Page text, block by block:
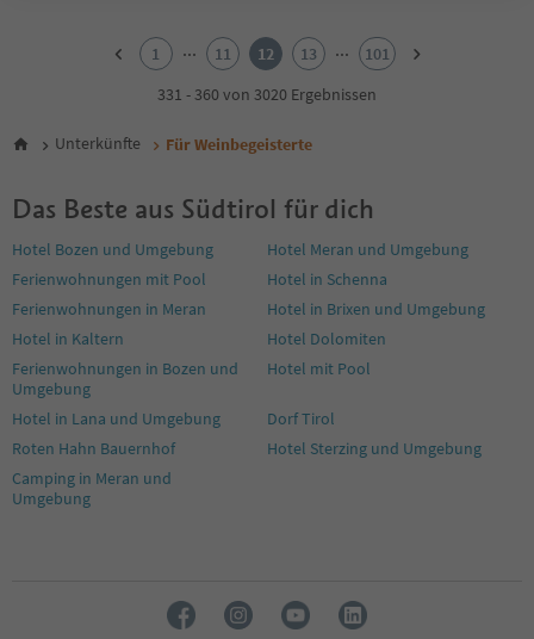
6
9
11
12
13
14
16
17
18
19
20
21
1 ... 11 12 13 ...
101
331 - 360 von 3020 Ergebnissen
Unterkünfte Für Weinbegeisterte
Das Beste aus Südtirol für dich
Hotel Bozen und Umgebung
Hotel Meran und Umgebung
Ferienwohnungen mit Pool
Hotel in Schenna
Ferienwohnungen in Meran
Hotel in Brixen und Umgebung
Hotel in Kaltern
Hotel Dolomiten
Ferienwohnungen in Bozen und
Umgebung
Hotel mit Pool
Hotel in Lana und Umgebung
Dorf Tirol
Roten Hahn Bauernhof
Hotel Sterzing und Umgebung
Camping in Meran und
Umgebung